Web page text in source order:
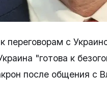
переговорам с
"готова к
после общения с